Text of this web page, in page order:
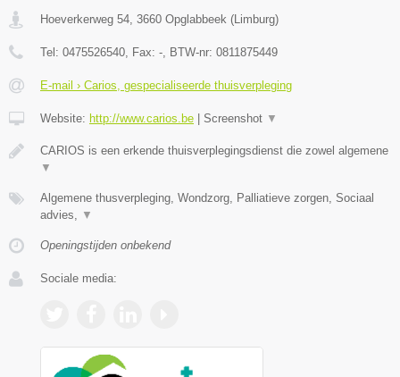
Hoeverkerweg 54, 3660 Opglabbeek (Limburg)
Tel: 0475526540, Fax: -, BTW-nr: 0811875449
E-mail › Carios, gespecialiseerde thuisverpleging
Website: http://www.carios.be Screenshot ▼
CARIOS is een erkende thuisverplegingsdienst die zowel algemene
▼
Algemene thusverpleging, Wondzorg, Palliatieve zorgen, Sociaal
advies, ▼
Openingstijden onbekend
Sociale media: